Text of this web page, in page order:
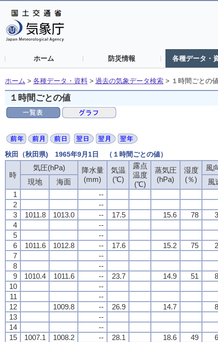
ホーム 防災情報 各種データ・
ホーム > 各種データ・資料 > 過去の気象データ検索 > １時間ごとの
１時間ごとの値
秋田（秋田県) 1965年9月1日 （１時間ごとの値）
時
気圧(hPa)
降水量
(mm)
気温
(℃)
露点
温度
(℃)
蒸気圧
(hPa)
湿度
(％)
風
現地
海面
風
1
--
2
--
3
1011.8 1013.0 -- 17.5 15.6 78
4
--
5
--
6
1011.6 1012.8 -- 17.6 15.2 75
7
--
8
--
9
1010.4 1011.6 -- 23.7 14.9 51
10
--
11
--
12
1009.8 -- 26.9 14.7
13
--
14
--
15
1007.1 1008.2 -- 28.1 18.6 49